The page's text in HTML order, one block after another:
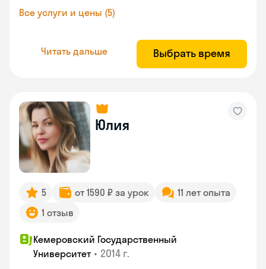
Все услуги и цены (5)
Читать дальше Выбрать время
Юлия
5 от 1590 ₽ за урок
11 лет опыта
1 отзыв
Кемеровский Государственный
Университет • 2014 г.